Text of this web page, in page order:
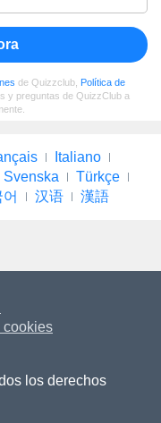
de Quizzclub, Política de
y preguntas de QuizzClub a
Italiano
Svenska
Türkçe
汉语 漢語
cookies
los derechos